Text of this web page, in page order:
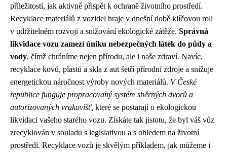
příležitostí, jak aktivně přispět k ochraně životního prostředí.
Recyklace materiálů z vozidel hraje v dnešní době klíčovou roli
v udržitelném rozvoji a snižování ekologické zátěže. Správná
likvidace vozu zamezí úniku nebezpečných látek do půdy a
vody, čímž chráníme nejen přírodu, ale i naše zdraví. Navíc,
recyklace kovů, plastů a skla z aut šetří přírodní zdroje a snižuje
energetickou náročnost výroby nových materiálů. V České
republice funguje propracovaný systém sběrných dvorů a
autorizovaných vrakovišť, které se postarají o ekologickou
likvidaci vašeho starého vozu. Získáte tak jistotu, že byl váš vůz
zrecyklován v souladu s legislativou a s ohledem na životní
prostředí. Recyklace vozů je skvělým příkladem, jak můžeme i